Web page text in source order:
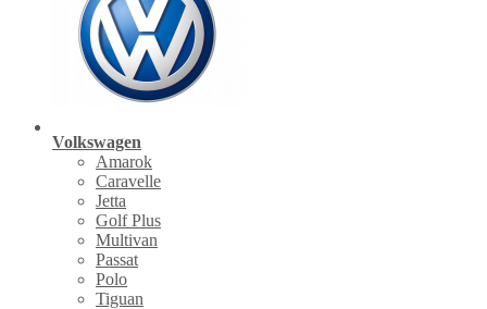
Volkswagen
Amarok
Caravelle
Jetta
Golf Plus
Multivan
Passat
Polo
Tiguan